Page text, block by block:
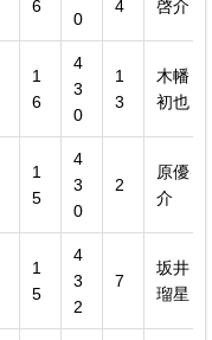
6
0
4 啓介
1
6
4
3
0
1
3
木幡
初也
1
5
4
3
0
2
原優
介
1
5
4
3
2
7
坂井
瑠星